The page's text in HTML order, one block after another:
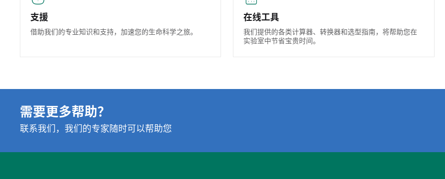
支援
借助我们的专业知识和支持，加速您的生命科学之旅。
在线工具
我们提供的各类计算器、转换器和选型指南，将帮助您在
实验室中节省宝贵时间。
需要更多帮助？
联系我们，我们的专家随时可以帮助您